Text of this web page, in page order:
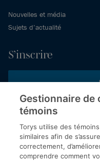
Nouvelles et média
Sujets d’actualité
S’inscrire
Inscrivez-vous aux
commentaires, notre
plus encore.
Gestionnaire de
témoins
Torys utilise des
similaires afin de
correctement,
comprendre comment